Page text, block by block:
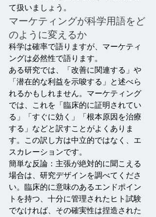
て扱いましょう。
マーケティングが科学用語をど
のように変えるか
科学は確率で語りますが、マーケティ
ングは必然性で語ります。
ある研究では、「改善に関連する」や
「潜在的な利益を示唆する」と述べら
れるかもしれません。マーケティング
では、これを「臨床的に証明されてい
る」「すぐに効く」「根本原因を治療
する」などと訳すことがよくありま
す。この訳し方は中立的ではなく、エ
スカレーションです。
簡単な反論：主張が絶対的に聞こえる
場合は、研究デザインを調べてくださ
い。臨床的に意味のあるエンドポイン
トを持つ、十分に管理されたヒト試験
でなければ、その確実性は捏造された